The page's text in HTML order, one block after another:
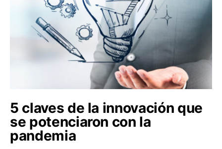
5 claves de la innovación que
se potenciaron con la
pandemia